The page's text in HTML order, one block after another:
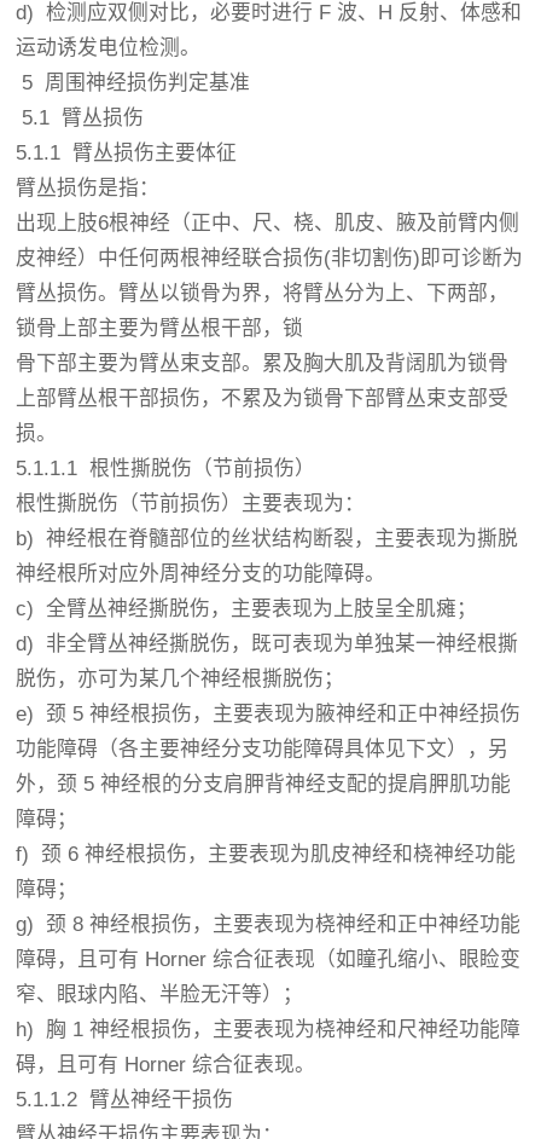
d) 检测应双侧对比，必要时进行 F 波、H 反射、体感和
运动诱发电位检测。
5 周围神经损伤判定基准
5.1 臂丛损伤
5.1.1 臂丛损伤主要体征
臂丛损伤是指：
出现上肢6根神经（正中、尺、桡、肌皮、腋及前臂内侧
皮神经）中任何两根神经联合损伤(非切割伤)即可诊断为
臂丛损伤。臂丛以锁骨为界，将臂丛分为上、下两部，
锁骨上部主要为臂丛根干部，锁
骨下部主要为臂丛束支部。累及胸大肌及背阔肌为锁骨
上部臂丛根干部损伤，不累及为锁骨下部臂丛束支部受
损。
5.1.1.1 根性撕脱伤（节前损伤）
根性撕脱伤（节前损伤）主要表现为：
b) 神经根在脊髓部位的丝状结构断裂，主要表现为撕脱
神经根所对应外周神经分支的功能障碍。
c) 全臂丛神经撕脱伤，主要表现为上肢呈全肌瘫；
d) 非全臂丛神经撕脱伤，既可表现为单独某一神经根撕
脱伤，亦可为某几个神经根撕脱伤；
e) 颈 5 神经根损伤，主要表现为腋神经和正中神经损伤
功能障碍（各主要神经分支功能障碍具体见下文），另
外，颈 5 神经根的分支肩胛背神经支配的提肩胛肌功能
障碍；
f) 颈 6 神经根损伤，主要表现为肌皮神经和桡神经功能
障碍；
g) 颈 8 神经根损伤，主要表现为桡神经和正中神经功能
障碍，且可有 Horner 综合征表现（如瞳孔缩小、眼睑变
窄、眼球内陷、半脸无汗等）；
h) 胸 1 神经根损伤，主要表现为桡神经和尺神经功能障
碍，且可有 Horner 综合征表现。
5.1.1.2 臂丛神经干损伤